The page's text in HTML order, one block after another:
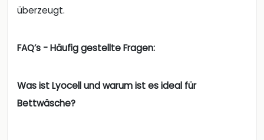
überzeugt.
FAQ’s - Häufig gestellte Fragen:
Was ist Lyocell und warum ist es ideal für
Bettwäsche?